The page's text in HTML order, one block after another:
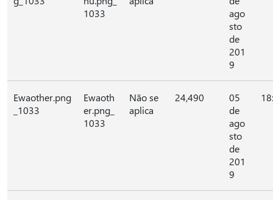
1033
ago
sto
de
201
9
Ewaother.png
_1033
Ewaoth
er.png_
1033
Não se
aplica
24,490
05
de
ago
sto
de
201
9